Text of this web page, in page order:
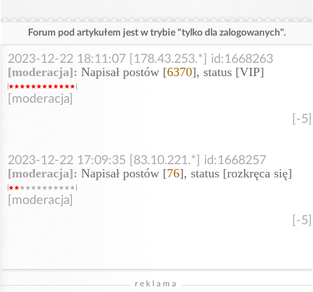
Forum pod artykułem jest w trybie "tylko dla zalogowanych".
2023-12-22 18:11:07 [178.43.253.*] id:1668263
[moderacja]: Napisał postów [6370], status [VIP]
[moderacja]
[-5]
2023-12-22 17:09:35 [83.10.221.*] id:1668257
[moderacja]: Napisał postów [76], status [rozkręca się]
[moderacja]
[-5]
reklama